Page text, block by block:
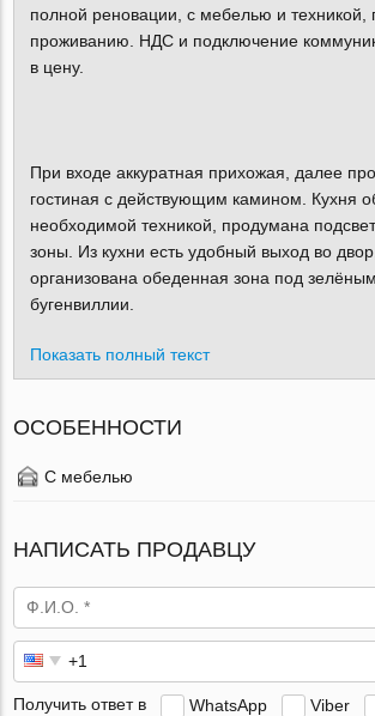
полной реновации, с мебелью и техникой,
проживанию. НДС и подключение
в цену.
При входе аккуратная прихожая, далее
гостиная с действующим камином. Кухня
необходимой техникой, продумана
зоны. Из кухни есть удобный выход во
организована обеденная зона под
бугенвиллии.
Показать полный текст
ОСОБЕННОСТИ
С мебелью
НАПИСАТЬ ПРОДАВЦУ
Получить ответ в WhatsApp Viber